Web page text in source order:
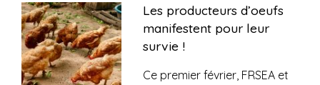
Les producteurs d’oeufs
manifestent pour leur
survie !
Ce premier février, FRSEA et